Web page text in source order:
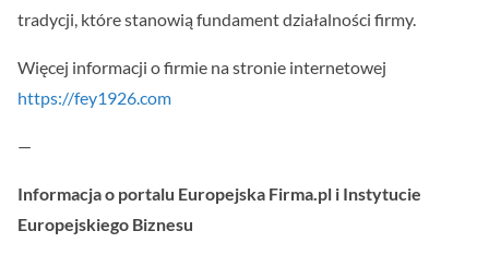
tradycji, które stanowią fundament działalności firmy.
Więcej informacji o firmie na stronie internetowej
https://fey1926.com
—
Informacja o portalu Europejska Firma.pl i Instytucie
Europejskiego Biznesu